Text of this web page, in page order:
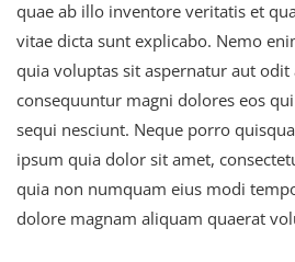
quae ab illo inventore veritatis et
vitae dicta sunt explicabo. Nemo
quia voluptas sit aspernatur aut odit
consequuntur magni dolores eos
sequi nesciunt. Neque porro
ipsum quia dolor sit amet,
quia non numquam eius modi
dolore magnam aliquam quaerat